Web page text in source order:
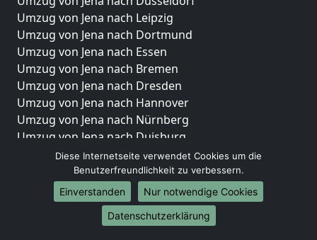
Umzug von Jena nach Leipzig
Umzug von Jena nach Dortmund
Umzug von Jena nach Essen
Umzug von Jena nach Bremen
Umzug von Jena nach Dresden
Umzug von Jena nach Hannover
Umzug von Jena nach Nürnberg
Umzug von Jena nach Duisburg
Umzug von Jena nach Bochum
Umzug von Jena nach Wuppertal
Umzug von Jena nach Bielefeld
Umzug von Jena nach Bonn
Umzug von Jena nach Münster
Diese Internetseite verwendet Cookies um die
Benutzerfreundlichkeit zu verbessern.
Einverstanden
Nur notwendige Cookies
Datenschutzerklärung